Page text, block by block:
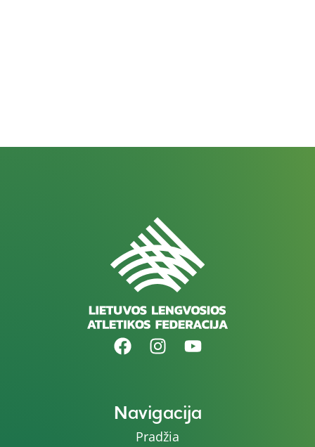
Navigacija
Pradžia